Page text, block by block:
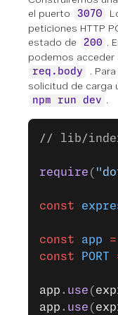
el puerto
3070
peticiones HTTP
estado de
200 .
podemos acceder
req.body
.
solicitud de carga
npm run dev .
// lib/
require (
const
const app =
const PORT
app . use (
app . use (